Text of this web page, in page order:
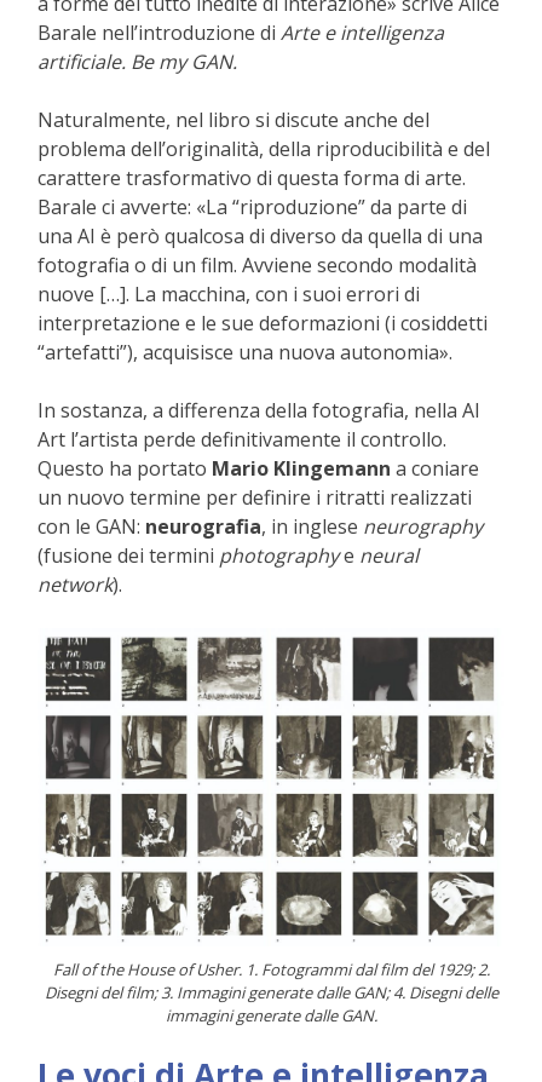
Barale nell’introduzione di Arte e intelligenza
artificiale. Be my GAN.
Naturalmente, nel libro si discute anche del
problema dell’originalità, della riproducibilità e del
carattere trasformativo di questa forma di arte.
Barale ci avverte: «La “riproduzione” da parte di
una AI è però qualcosa di diverso da quella di una
fotografia o di un film. Avviene secondo modalità
nuove […]. La macchina, con i suoi errori di
interpretazione e le sue deformazioni (i cosiddetti
“artefatti”), acquisisce una nuova autonomia».
In sostanza, a differenza della fotografia, nella AI
Art l’artista perde definitivamente il controllo.
Questo ha portato Mario Klingemann a coniare
un nuovo termine per definire i ritratti realizzati
con le GAN: neurografia, in inglese neurography
(fusione dei termini photographye neural
network).
Fall of the House of Usher. 1. Fotogrammi dal film del 1929; 2.
Disegni del film; 3. Immagini generate dalle GAN; 4. Disegni delle
immagini generate dalle GAN.